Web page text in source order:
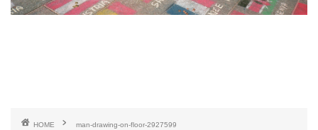
HOME man-drawing-on-floor-2927599